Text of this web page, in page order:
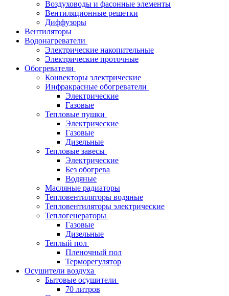
Воздуховоды и фасонные элементы
Вентиляционные решетки
Диффузоры
Вентиляторы
Водонагреватели
Электрические накопительные
Электрические проточные
Обогреватели
Конвекторы электрические
Инфракрасные обогреватели
Электрические
Газовые
Тепловые пушки
Электрические
Газовые
Дизельные
Тепловые завесы
Электрические
Без обогрева
Водяные
Масляные радиаторы
Тепловентиляторы водяные
Тепловентиляторы электрические
Теплогенераторы
Газовые
Дизельные
Теплый пол
Пленочный пол
Терморегулятор
Осушители воздуха
Бытовые осушители
70 литров